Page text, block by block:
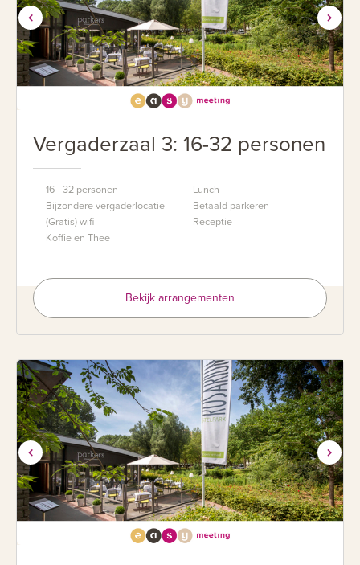
Vergaderzaal 3: 16-32 personen
16 - 32 personen
Bijzondere vergaderlocatie
(Gratis) wifi
Koffie en Thee
Lunch
Betaald parkeren
Receptie
Bekijk arrangementen